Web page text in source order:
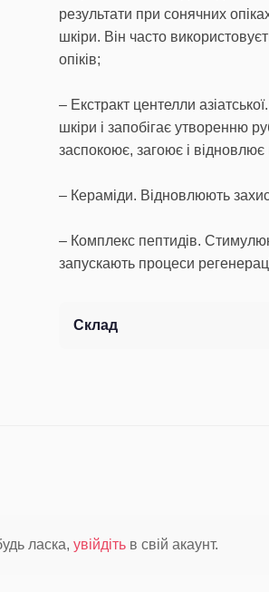
результати при сонячних
шкіри. Він часто
опіків;
– Екстракт центелли
шкіри і запобігає утворенню
заспокоює, загоює і відновлює
– Кераміди. Відновлюють
– Комплекс пептидів.
запускають процеси
Склад
ласка, увійдітьв свій акаунт.